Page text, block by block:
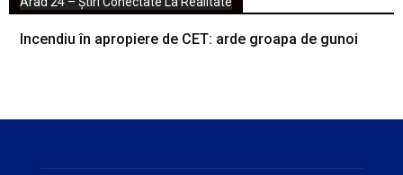
Incendiu în apropiere de CET: arde groapa de gunoi